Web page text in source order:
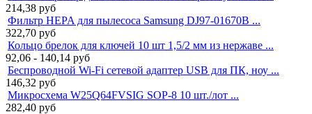
214,38 руб
Фильтр HEPA для пылесоса Samsung DJ97-01670B ...
322,70 руб
Кольцо брелок для ключей 10 шт 1,5/2 мм из нержаве ...
92,06 - 140,14 руб
Беспроводной Wi-Fi сетевой адаптер USB для ПК, ноу ...
146,32 руб
Микросхема W25Q64FVSIG SOP-8 10 шт./лот ...
282,40 руб